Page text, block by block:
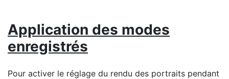
Application des modes
enregistrés
Pour activer le réglage du rendu des portraits pendant